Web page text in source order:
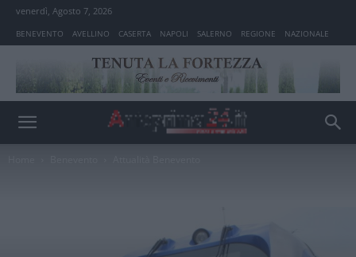
venerdì, Agosto 7, 2026
BENEVENTO AVELLINO CASERTA NAPOLI SALERNO REGIONE NAZIONALE